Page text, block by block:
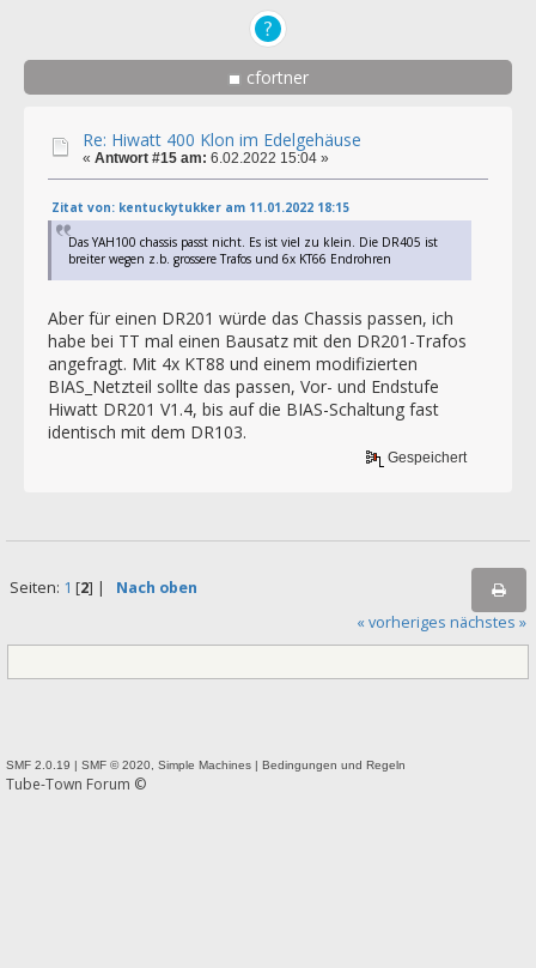
cfortner
Re: Hiwatt 400 Klon im Edelgehäuse
« Antwort #15 am: 6.02.2022 15:04 »
Zitat von: kentuckytukker am 11.01.2022 18:15
Das YAH100 chassis passt nicht. Es ist viel zu klein. Die DR405 ist
breiter wegen z.b. grossere Trafos und 6x KT66 Endrohren
Aber für einen DR201 würde das Chassis passen, ich
habe bei TT mal einen Bausatz mit den DR201-Trafos
angefragt. Mit 4x KT88 und einem modifizierten
BIAS_Netzteil sollte das passen, Vor- und Endstufe
Hiwatt DR201 V1.4, bis auf die BIAS-Schaltung fast
identisch mit dem DR103.
Gespeichert
Seiten: 1 [2] | Nach oben
« vorheriges nächstes »
SMF 2.0.19 | SMF © 2020, Simple Machines | Bedingungen und Regeln
Tube-Town Forum ©